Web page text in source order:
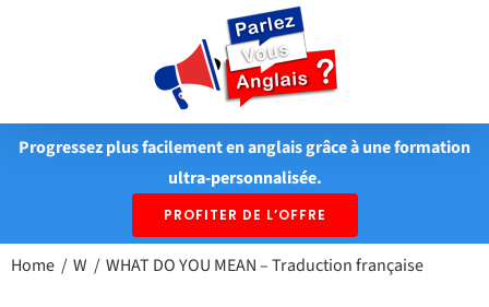
Progressez plus facilement en anglais grâce à une formation
ultra-personnalisée.
PROFITER DE L’OFFRE
Home W WHAT DO YOU MEAN – Traduction française